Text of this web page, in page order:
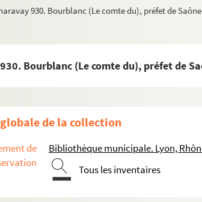
930. Bourblanc (Le comte du), préfet de
Bourblanc (Le comte du), préfet de
de la collection
de
Bibliothèque municipale. Lyon,
Tous les inventaires
1-920. Autographes et documents lyonnais